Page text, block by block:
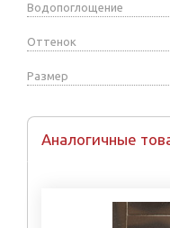
Водопоглощение
Оттенок
Размер
Аналогичные